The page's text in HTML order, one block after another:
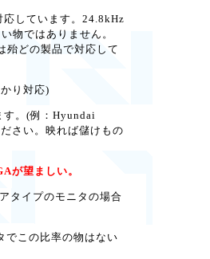
しています。24.8kHz
物ではありません。
殆どの製品で対応して
り対応)
す。(例：Hyundai
さい。映れば儲けもの
が望ましい。
タイプのモニタの場合
この比率の物はない